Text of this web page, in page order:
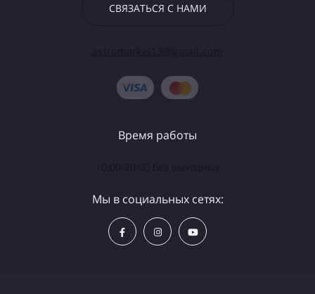
СВЯЗАТЬСЯ С НАМИ
Время работы
Мы в социальных сетях: